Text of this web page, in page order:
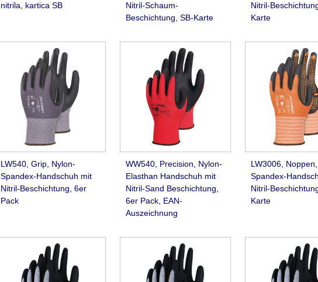
nitrila, kartica SB
Nitril-Schaum-
Beschichtung, SB-Karte
Nitril-
Karte
LW540, Grip, Nylon-
Spandex-Handschuh mit
Nitril-Beschichtung, 6er
Pack
WW540, Precision, Nylon-
Elasthan Handschuh mit
Nitril-Sand Beschichtung,
6er Pack, EAN-
Auszeichnung
LW3006,
Spandex-
Nitril-
Karte